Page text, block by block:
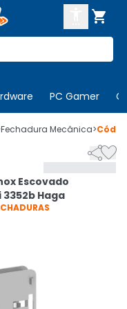

PC Gamer
Fechadura Mecânica>

Escovado
Haga